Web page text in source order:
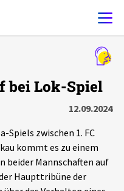
bei Lok-Spiel
12.09.2024
Spiels zwischen 1. FC
kommt es zu einem
beider Mannschaften auf
Haupttribüne der
Filter Erklärungen